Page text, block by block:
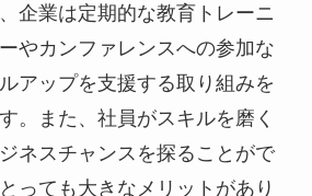
企業は定期的な教育トレーニ
やカンファレンスへの参加な
アップを支援する取り組みを
。また、社員がスキルを磨く
ネスチャンスを探ることがで
っても大きなメリットがあり